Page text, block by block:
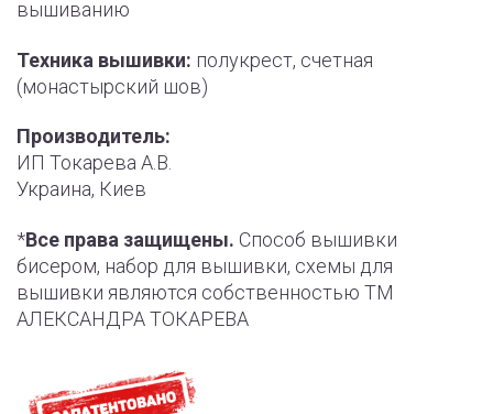
вышиванию
Техника вышивки: полукрест, счетная
(монастырский шов)
Производитель:
ИП Токарева А.В.
Украина, Киев
*Все права защищены. Способ вышивки
бисером, набор для вышивки, схемы для
вышивки являются собственностью ТМ
АЛЕКСАНДРА ТОКАРЕВА